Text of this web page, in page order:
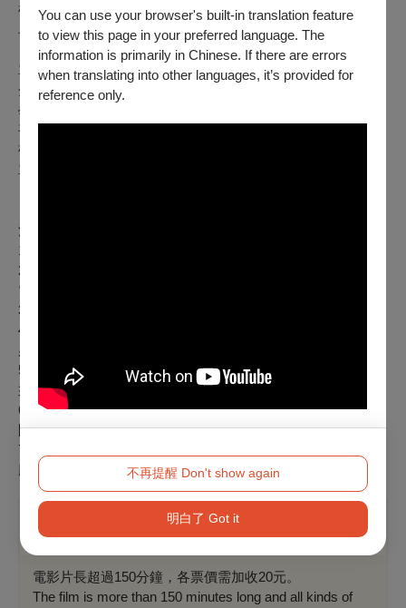
You can use your browser's built-in translation feature
to view this page in your preferred language. The
information is primarily in Chinese. If there are errors
when translating into other languages, it’s provided for
reference only.
不再提醒 Don't show again
明白了 Got it
敬老愛心票：每張125元
早鳥票銷售期間：6/14（日）12：00起至6/25（四）23：59止
單場票券
全票：每張250元
學生票：每張220元
平日日場票：每張180元
敬老愛心票：每張125元
單場票銷售期間：6/26（五）00：00起和影展各戲院現場
注意事項：
1.電影片長超過150分鐘，各種票價需加收20元。
2.影展期間可於臺北市中山堂中正廳、光點華山電影館、誠品
電影院售票處購票。
3.日場票：限週一至週五17：59以前開演之場次。
4.敬老愛心票：僅供年滿65歲以上長者或身心障礙人士與乙名
必要陪同者（須同時入場）購買。
5.持學生票或敬老愛心票入場時請出示相關證件，如未出示，
須補足差額方能入場。
6.影展現場服務時間為每日該場地首場開演前30分鐘起至末場
開演後20分鐘止。
7.以上票種僅適用2026第28屆台北電影節於臺北市中山堂中正
廳、光點華山電影館、誠品電影院放映。
溫馨提醒
電影片長超過150分鐘，各票價需加收20元。
The film is more than 150 minutes long and all kinds of